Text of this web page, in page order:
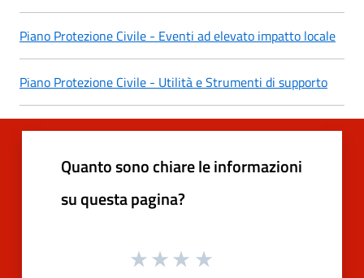
Piano Protezione Civile - Eventi ad elevato impatto locale
Piano Protezione Civile - Utilità e Strumenti di supporto
Quanto sono chiare le informazioni
su questa pagina?